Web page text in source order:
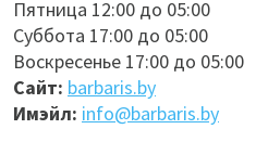
Пятница 12:00 до 05:00
Суббота 17:00 до 05:00
Воскресенье 17:00 до 05:00
Сайт: barbaris.by
Имэйл: info@barbaris.by